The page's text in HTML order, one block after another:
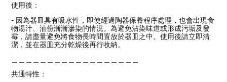
使用後：
- 因為器皿具有吸水性，即使經過陶器保養程序處理，也會出現食
物湯汁、油份漸漸滲染的情況。為避免沾染味道或形成污垢及發
霉，請盡量避免將食物長時間置放於器皿之中。使用後請立即清
潔，並在器皿充分乾燥後再行收納。
共通特性：